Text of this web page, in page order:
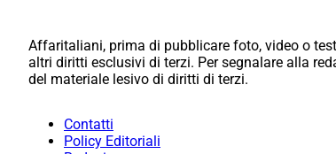
Affaritaliani, prima di pubblicare foto, video o
altri diritti esclusivi di terzi. Per segnalare alla
del materiale lesivo di diritti di terzi.
Contatti
Policy Editoriali